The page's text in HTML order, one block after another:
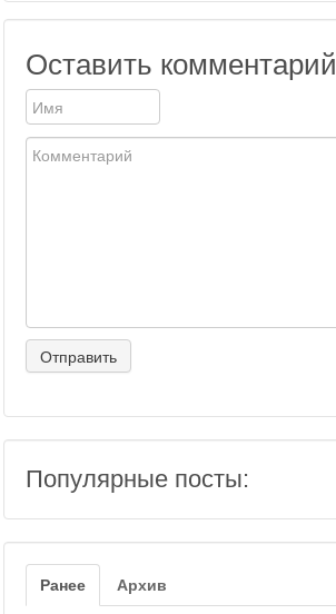
Оставить комментарий
Популярные посты:
Ранее Архив